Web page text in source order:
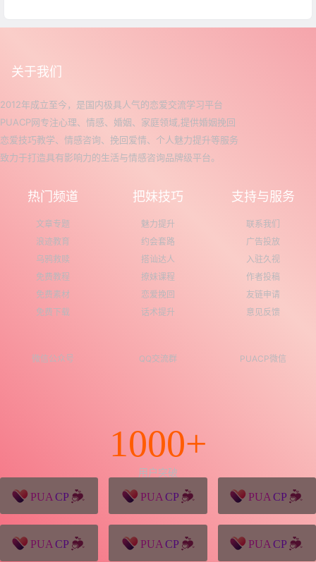
关于我们
2012年成立至今，是国内极具人气的恋爱交流学习平台
PUACP网专注心理、情感、婚姻、家庭领域,提供婚姻挽回
恋爱技巧教学、情感咨询、挽回爱情、个人魅力提升等服务
致力于打造具有影响力的生活与情感咨询品牌级平台。
热门频道
文章专题
浪迹教育
乌鸦救赎
免费教程
免费素材
免费下载
把妹技巧
魅力提升
约会套路
搭讪达人
撩妹课程
恋爱挽回
话术提升
支持与服务
联系我们
广告投放
入驻久视
作者投稿
友链申请
意见反馈
微信公众号 QQ交流群 PUACP微信
1000+
用户突破
猪八戒源码 win10系统下载 独秀青年